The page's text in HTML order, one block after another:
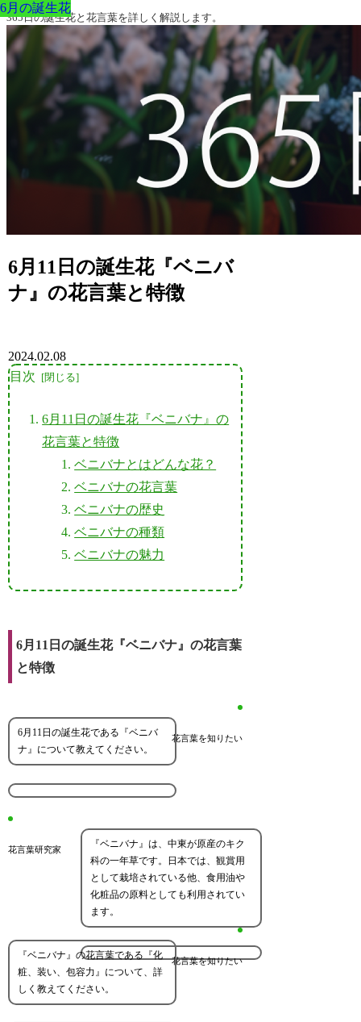
365日の誕生花と花言葉を詳しく解説します。
6月11日の誕生花『ベニバ
ナ』の花言葉と特徴
6月の誕生花
2024.02.08
目次
6月11日の誕生花『ベニバナ』の
花言葉と特徴
ベニバナとはどんな花？
ベニバナの花言葉
ベニバナの歴史
ベニバナの種類
ベニバナの魅力
6月11日の誕生花『ベニバナ』の花言葉
と特徴
花言葉を知りたい
6月11日の誕生花である『ベニバ
ナ』について教えてください。
花言葉研究家
『ベニバナ』は、中東が原産のキク
科の一年草です。日本では、観賞用
として栽培されている他、食用油や
化粧品の原料としても利用されてい
ます。
花言葉を知りたい
『ベニバナ』の花言葉である『化
粧、装い、包容力』について、詳
しく教えてください。
6月の誕生花
6月の誕生花
6月の誕生花
6月の誕生花
6月の誕生花
6月の誕生花